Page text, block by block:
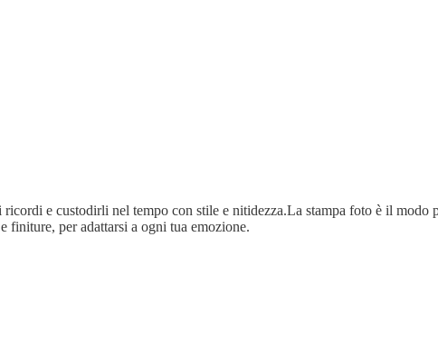
e custodirli nel tempo con stile e nitidezza.La stampa foto è il
per adattarsi a ogni tua emozione.